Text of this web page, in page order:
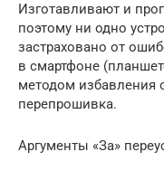
Изготавливают и
поэтому ни одно
застраховано от
в смартфоне
методом избавления
перепрошивка.
Аргументы «За»